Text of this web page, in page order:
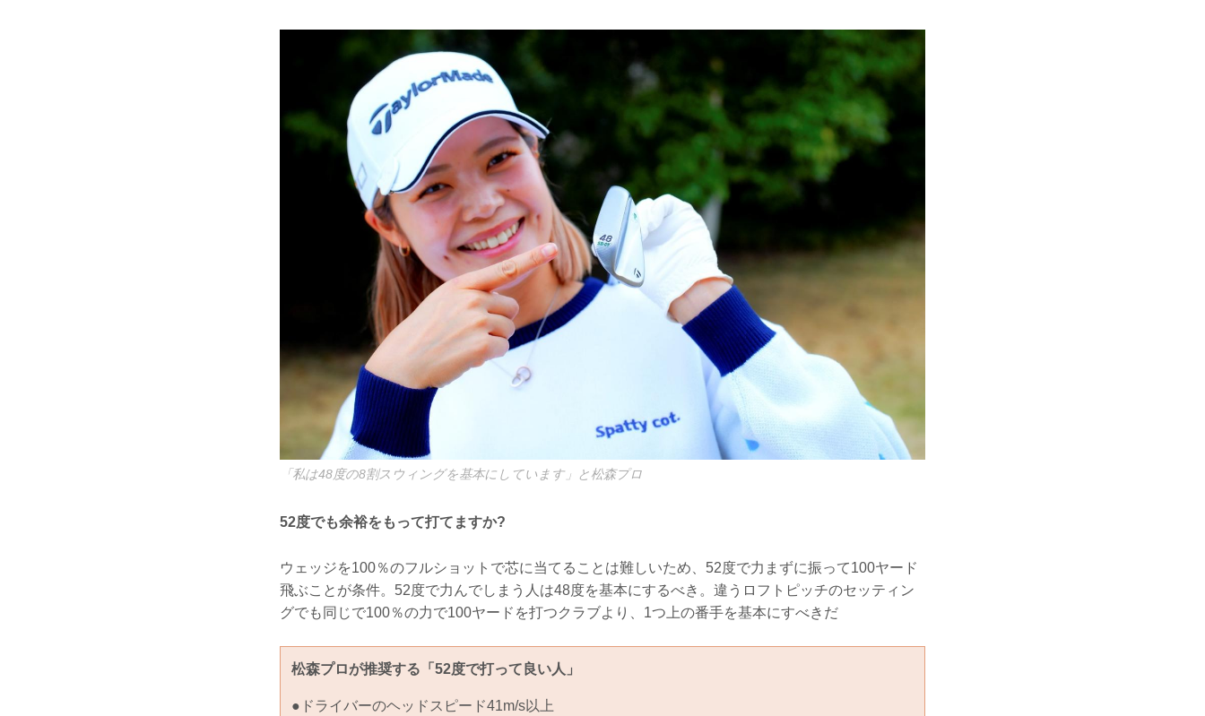
「私は48度の8割スウィングを基本にしています」と松森プロ
52度でも余裕をもって打てますか?
ウェッジを100％のフルショットで芯に当てることは難しいため、52度で力まずに振って100ヤード
飛ぶことが条件。52度で力んでしまう人は48度を基本にするべき。違うロフトピッチのセッティン
グでも同じで100％の力で100ヤードを打つクラブより、1つ上の番手を基本にすべきだ
松森プロが推奨する「52度で打って良い人」
●ドライバーのヘッドスピード41m/s以上